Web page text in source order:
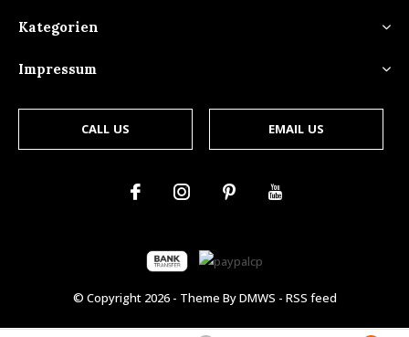
Kategorien
Impressum
CALL US EMAIL US
© Copyright 2026- Theme ByDMWS - RSS feed